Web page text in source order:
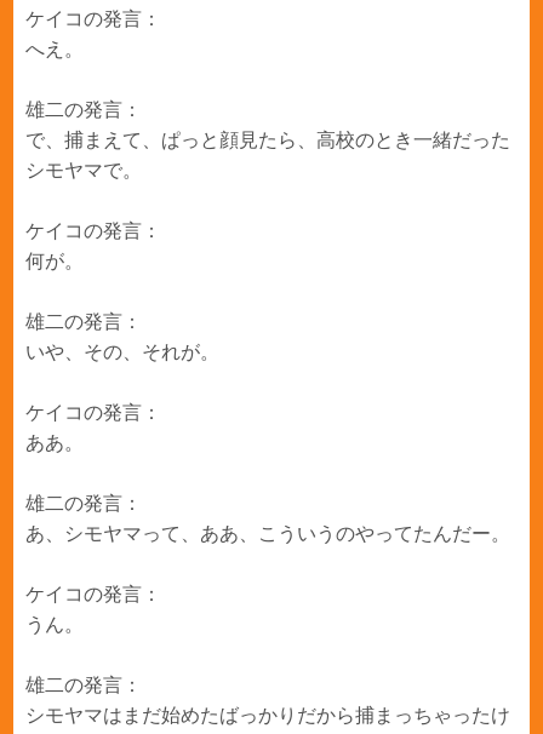
ケイコの発言：
へえ。
雄二の発言：
で、捕まえて、ぱっと顔見たら、高校のとき一緒だった
シモヤマで。
ケイコの発言：
何が。
雄二の発言：
いや、その、それが。
ケイコの発言：
ああ。
雄二の発言：
あ、シモヤマって、ああ、こういうのやってたんだー。
ケイコの発言：
うん。
雄二の発言：
シモヤマはまだ始めたばっかりだから捕まっちゃったけ